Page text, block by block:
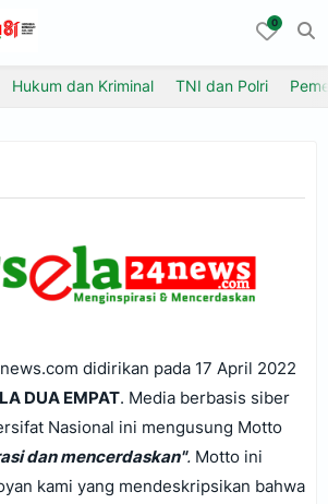
0
Hukum dan Kriminal TNI dan Polri
didirikan pada 17 April 2022
DUA EMPAT. Media berbasis siber
Nasional ini mengusung Motto
dan mencerdaskan". Motto ini
kami yang mendeskripsikan bahwa